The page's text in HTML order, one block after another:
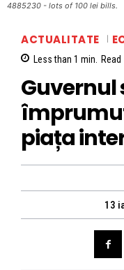
4885230 - lots of 100 lei bills.
ACTUALITATE
Less than 1 min. Read
Guvernul
piața
13